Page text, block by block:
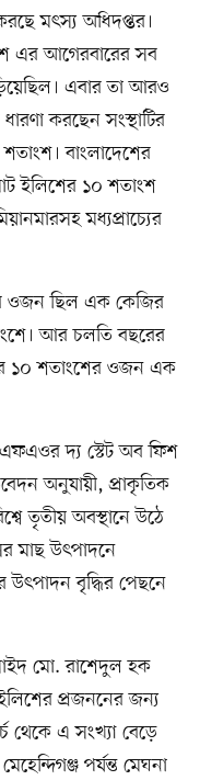
মৎস্য অধিদপ্তর।
এর আগেরবারের সব
এবার তা আরও
করছেন সংস্থাটির
বাংলাদেশের
ইলিশের ১০ শতাংশ
মধ্যপ্রাচ্যের
ওজন ছিল এক কেজির
আর চলতি বছরের
১০ শতাংশের ওজন এক
এফএওর দ্য স্টেট অব ফিশ
অনুযায়ী, প্রাকৃতিক
তৃতীয় অবস্থানে উঠে
মাছ উৎপাদনে
উৎপাদন বৃদ্ধির পেছনে
মো. রাশেদুল হক
প্রজননের জন্য
থেকে এ সংখ্যা বেড়ে
পর্যন্ত মেঘনা